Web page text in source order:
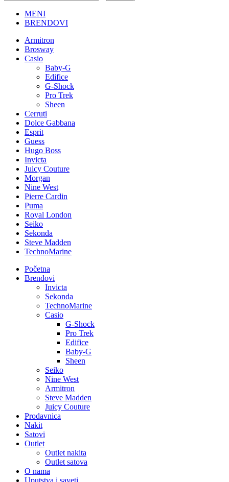
MENI
BRENDOVI
Armitron
Brosway
Casio
Baby-G
Edifice
G-Shock
Pro Trek
Sheen
Cerruti
Dolce Gabbana
Esprit
Guess
Hugo Boss
Invicta
Juicy Couture
Morgan
Nine West
Pierre Cardin
Puma
Royal London
Seiko
Sekonda
Steve Madden
TechnoMarine
Početna
Brendovi
Invicta
Sekonda
TechnoMarine
Casio
G-Shock
Pro Trek
Edifice
Baby-G
Sheen
Seiko
Nine West
Armitron
Steve Madden
Juicy Couture
Prodavnica
Nakit
Satovi
Outlet
Outlet nakita
Outlet satova
O nama
Uputstva i saveti